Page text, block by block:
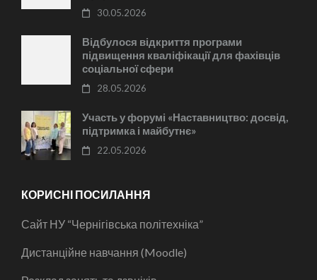
30.05.2026
Відбулося відкриття програми
підвищення кваліфікації для фахівців
соціальної сфери
28.05.2026
Участь у форумі «Наставництво: досвід,
підтримка і майбутнє»
22.05.2026
КОРИСНІ ПОСИЛАННЯ
Сайт НУ “Чернігівська політехніка”
Дистанційне навчання (Moodle)